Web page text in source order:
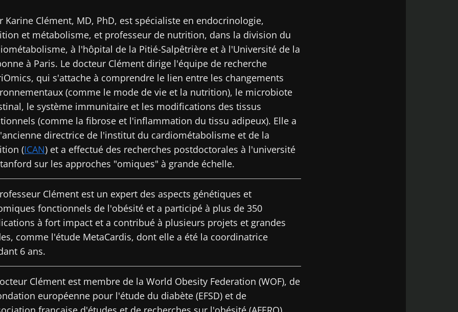
Karine Clément, MD, PhD, est spécialiste en endocrinologie,
et métabolisme, et professeur de nutrition, dans la division du
à l'hôpital de la Pitié-Salpêtrière et à l'Université de la
à Paris. Le docteur Clément dirige l'équipe de recherche
qui s'attache à comprendre le lien entre les changements
(comme le mode de vie et la nutrition), le microbiote
le système immunitaire et les modifications des tissus
(comme la fibrose et l'inflammation du tissu adipeux). Elle a
directrice de l'institut du cardiométabolisme et de la
(ICAN) et a effectué des recherches postdoctorales à l'université
sur les approches "omiques" à grande échelle.
Clément est un expert des aspects génétiques et
fonctionnels de l'obésité et a participé à plus de 350
à fort impact et a contribué à plusieurs projets et grandes
comme l'étude MetaCardis, dont elle a été la coordinatrice
6 ans.
Clément est membre de la World Obesity Federation (WOF), de
européenne pour l'étude du diabète (EFSD) et de